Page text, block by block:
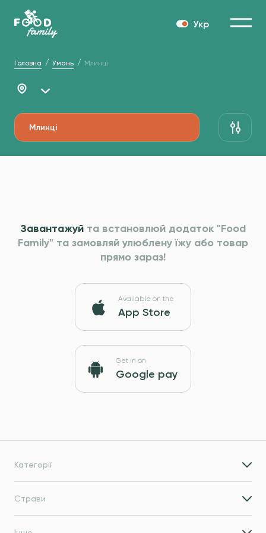
Укр
Головна Умань Млинці
Млинці
Завантажуй та встановлюй додаток "Food
Family" та замовляй улюблену їжу або товар
прямо зараз!
Available on the
App Store
Get in on
Google pay
Категорії
Страви